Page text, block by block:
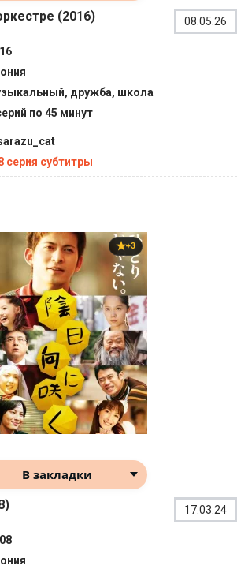
(2016) 08.05.26
дружба, школа
по 45 минут
серия субтитры
+3
В закладки
17.03.24